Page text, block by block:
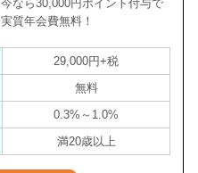
今なら30,000円ポイント付与で
実質年会費無料！
29,000円+税
無料
0.3%～1.0%
満20歳以上